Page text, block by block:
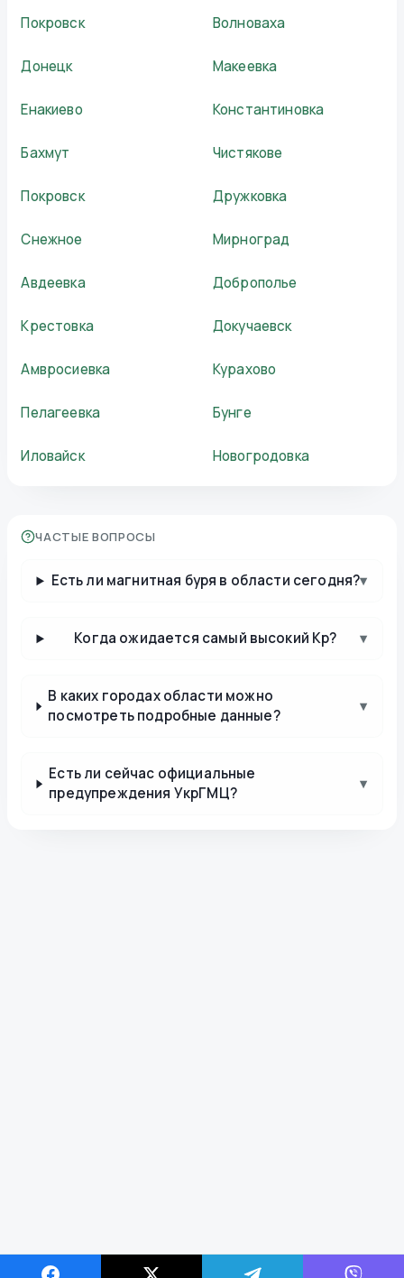
Покровск
Волноваха
Донецк Макеевка
Енакиево Константиновка
Бахмут Чистякове
Покровск Дружковка
Снежное Мирноград
Авдеевка Доброполье
Крестовка Докучаевск
Амвросиевка Курахово
Пелагеевка Бунге
Иловайск Новогродовка
ЧАСТЫЕ ВОПРОСЫ
Есть ли магнитная буря в области сегодня?▾
Когда ожидается самый высокий Kp? ▾
В каких городах области можно
посмотреть подробные данные?
▾
Есть ли сейчас официальные
предупреждения УкрГМЦ?
▾